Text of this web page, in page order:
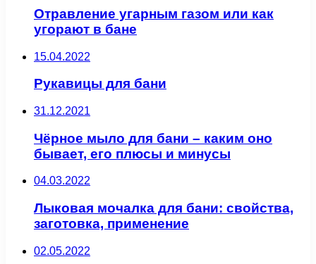
Отравление угарным газом или как
угорают в бане
15.04.2022
Рукавицы для бани
31.12.2021
Чёрное мыло для бани – каким оно
бывает, его плюсы и минусы
04.03.2022
Лыковая мочалка для бани: свойства,
заготовка, применение
02.05.2022